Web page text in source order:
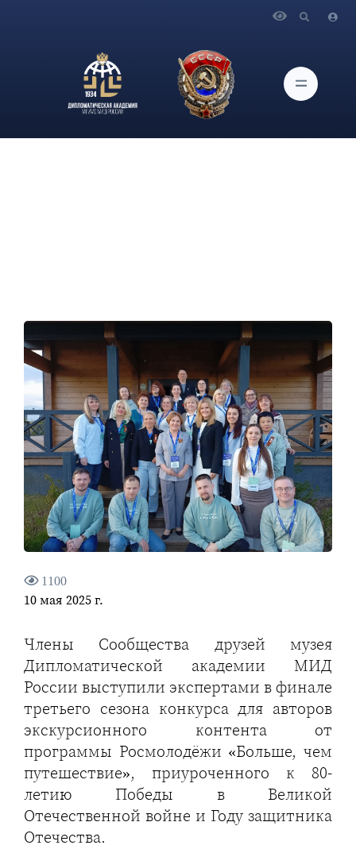
третьего сезона конкурса программы Росмолодежи "Больше,
чнм путешествие"
1100
10 мая 2025 г.
Члены Сообщества друзей музея
Дипломатической академии МИД
России выступили экспертами в финале
третьего сезона конкурса для авторов
экскурсионного контента от
программы Росмолодёжи «Больше, чем
путешествие», приуроченного к 80-
летию Победы в Великой
Отечественной войне и Году защитника
Отечества.